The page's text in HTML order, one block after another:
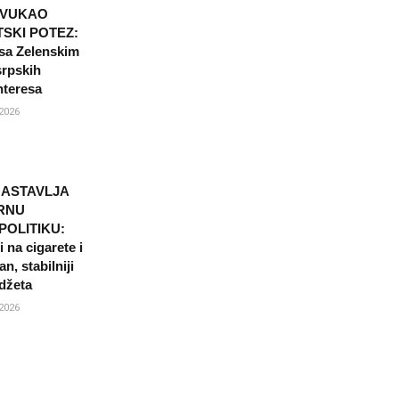
POTEZ:
Zelenskim
na cigarete i
stabilniji